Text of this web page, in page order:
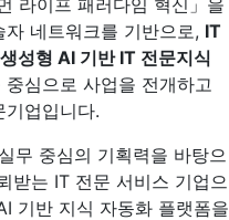
라이프 패러다임 혁신」을
네트워크를 기반으로, IT
생성형 AI 기반 IT 전문지식
심으로 사업을 전개하고
업입니다.
무 중심의 기획력을 바탕으
받는 IT 전문 서비스 기업으
기반 지식 자동화 플랫폼을